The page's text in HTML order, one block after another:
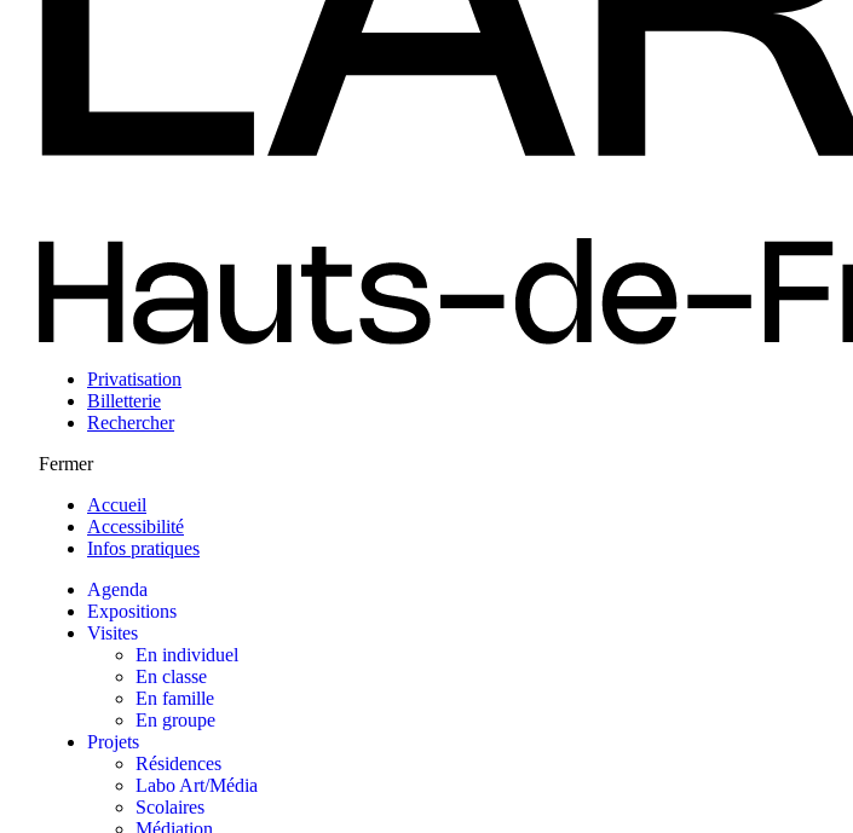
Privatisation
Billetterie
Rechercher
Fermer
Accueil
Accessibilité
Infos pratiques
Agenda
Expositions
Visites
En individuel
En classe
En famille
En groupe
Projets
Résidences
Labo Art/Média
Scolaires